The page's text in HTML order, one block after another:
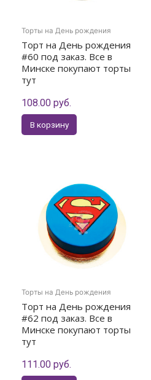
Торты на День рождения
Торт на День рождения
#60 под заказ. Все в
Минске покупают торты
тут
108.00 руб.
В корзину
Торты на День рождения
Торт на День рождения
#62 под заказ. Все в
Минске покупают торты
тут
111.00 руб.